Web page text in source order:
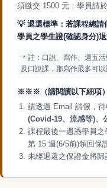
須繳交 1500 元；學員請
💡退還標準：若課程總請
學員之學生證(確認身分)退
＊註：口說、寫作、週五
及口說課，那寫作最多可
※※※（請閱讀以下細項）
請透過 Email 請假，待
(Covid-19、流感等)、
課程最後一週憑學員
第 15 週(6/5前)領回保
未經退還之保證金將歸